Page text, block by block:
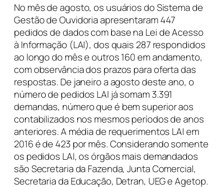
No mês de agosto, os usuários do Sistema de
Gestão de Ouvidoria apresentaram 447
pedidos de dados com base na Lei de Acesso
à Informação (LAI), dos quais 287 respondidos
ao longo do mês e outros 160 em andamento,
com observância dos prazos para oferta das
respostas. De janeiro a agosto deste ano, o
número de pedidos LAI já somam 3.391
demandas, número que é bem superior aos
contabilizados nos mesmos períodos de anos
anteriores. A média de requerimentos LAI em
2016 é de 423 por mês. Considerando somente
os pedidos LAI, os órgãos mais demandados
são Secretaria da Fazenda, Junta Comercial,
Secretaria da Educação, Detran, UEG e Agetop.